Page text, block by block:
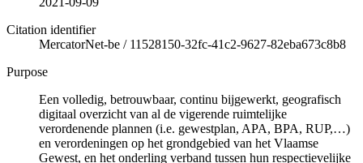
Citation identifier
MercatorNet-be / 11528150-32fc-41c2-9627-82eba673c8b8
Purpose
Een volledig, betrouwbaar, continu bijgewerkt, geografisch
digitaal overzicht van al de vigerende ruimtelijke
verordenende plannen (i.e. gewestplan, APA, BPA, RUP,…)
en verordeningen op het grondgebied van het Vlaamse
Gewest, en het onderling verband tussen hun respectievelijke